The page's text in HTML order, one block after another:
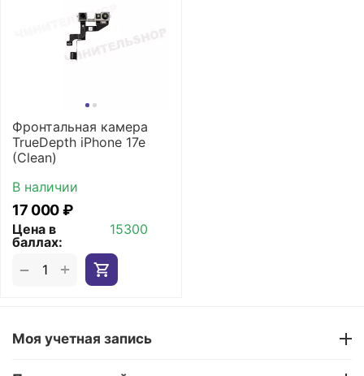
Фронтальная камера
TrueDepth iPhone 17e
(Clean)
В наличии
17 000₽
Цена в
баллах:
15300
+
−
Моя учетная запись